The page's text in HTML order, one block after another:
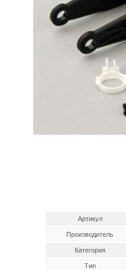
Артикул
Производитель
Категория
Тип